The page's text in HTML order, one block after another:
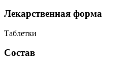
Лекарственная форма
Таблетки
Состав